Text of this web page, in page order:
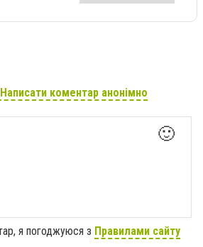
Написати коментар анонімно
🙂
я погоджуюся з Правилами сайту